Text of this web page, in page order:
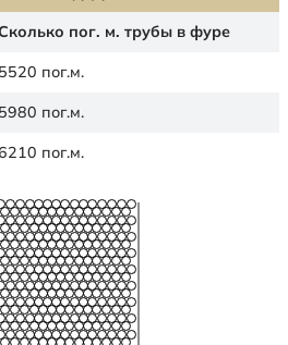
пог. м. трубы в фуре
5520 пог.м.
5980 пог.м.
пог.м.